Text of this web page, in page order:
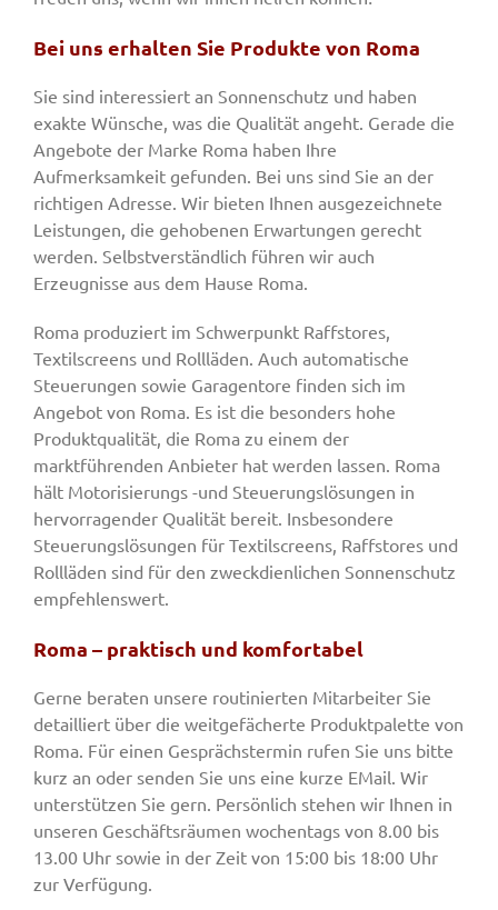
Bei uns erhalten Sie Produkte von Roma
Sie sind interessiert an Sonnenschutz und haben
exakte Wünsche, was die Qualität angeht. Gerade die
Angebote der Marke Roma haben Ihre
Aufmerksamkeit gefunden. Bei uns sind Sie an der
richtigen Adresse. Wir bieten Ihnen ausgezeichnete
Leistungen, die gehobenen Erwartungen gerecht
werden. Selbstverständlich führen wir auch
Erzeugnisse aus dem Hause Roma.
Roma produziert im Schwerpunkt Raffstores,
Textilscreens und Rollläden. Auch automatische
Steuerungen sowie Garagentore finden sich im
Angebot von Roma. Es ist die besonders hohe
Produktqualität, die Roma zu einem der
marktführenden Anbieter hat werden lassen. Roma
hält Motorisierungs -und Steuerungslösungen in
hervorragender Qualität bereit. Insbesondere
Steuerungslösungen für Textilscreens, Raffstores und
Rollläden sind für den zweckdienlichen Sonnenschutz
empfehlenswert.
Roma – praktisch und komfortabel
Gerne beraten unsere routinierten Mitarbeiter Sie
detailliert über die weitgefächerte Produktpalette von
Roma. Für einen Gesprächstermin rufen Sie uns bitte
kurz an oder senden Sie uns eine kurze EMail. Wir
unterstützen Sie gern. Persönlich stehen wir Ihnen in
unseren Geschäftsräumen wochentags von 8.00 bis
13.00 Uhr sowie in der Zeit von 15:00 bis 18:00 Uhr
zur Verfügung.